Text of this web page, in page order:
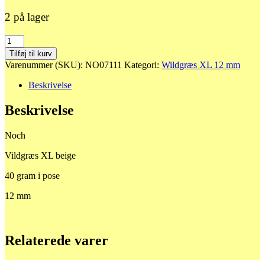
79,00 kr..
2 på lager
07111
Vildgræs
XL
beige
antal
Tilføj til kurv
Varenummer (SKU): NO07111 Kategori: Wildgræs XL 12 mm
Beskrivelse
Beskrivelse
Noch
Vildgræs XL beige
40 gram i pose
12 mm
Relaterede varer